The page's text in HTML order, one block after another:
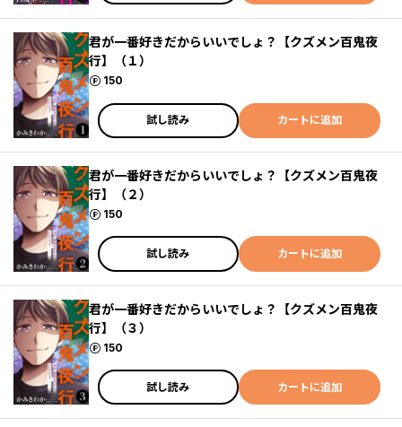
君が一番好きだからいいでしょ？【クズメン百鬼夜
行】（１）
150
ポイント
試し読み カートに追加
君が一番好きだからいいでしょ？【クズメン百鬼夜
行】（２）
150
ポイント
試し読み カートに追加
君が一番好きだからいいでしょ？【クズメン百鬼夜
行】（３）
150
ポイント
試し読み カートに追加